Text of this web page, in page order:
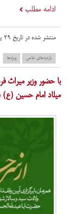
ادامه مطلب
منتشر شده در تاریخ ۲۹ بهمن ۱۴۰۴ در
بازدید‌های خاص ویژه‌ها
با حضور وزیر میراث
میلاد امام حسین (ع)